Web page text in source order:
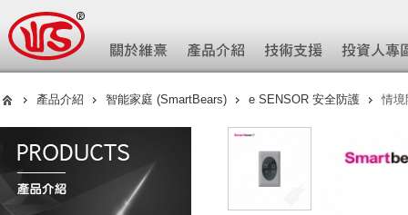
產品介紹 智能家庭 (SmartBears) e SENSOR 安全防護 情境